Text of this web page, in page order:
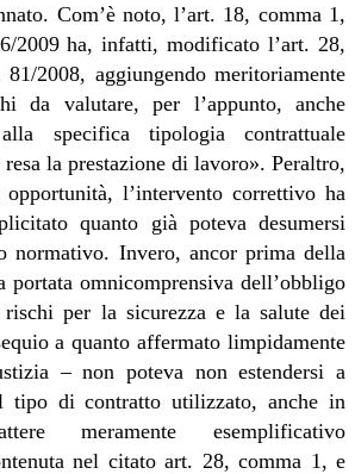
Com’è noto, l’art. 18, comma 1,
2009 ha, infatti, modificato l’art. 28,
2008, aggiungendo meritoriamente
da valutare, per l’appunto, anche
specifica tipologia contrattuale
la prestazione di lavoro». Peraltro,
l’intervento correttivo ha
quanto già poteva desumersi
normativo. Invero, ancor prima della
portata omnicomprensiva dell’obbligo
per la sicurezza e la salute dei
a quanto affermato limpidamente
– non poteva non estendersi a
tipo di contratto utilizzato, anche in
meramente esemplificativo
nel citato art. 28, comma 1, e